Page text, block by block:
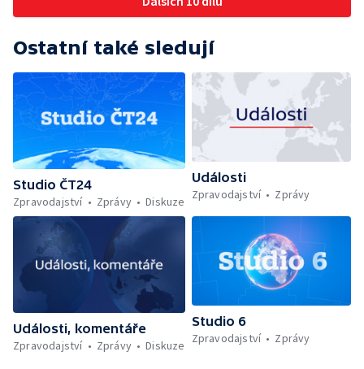
Ostatní také sledují
Studio ČT24
Zpravodajství
Zprávy Diskuze
Události
Zpravodajství
Zprávy
Události, komentáře
Zpravodajství
Zprávy Diskuze
Studio 6
Zpravodajství
Zprávy